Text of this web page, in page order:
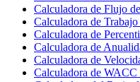
Calculadora de Flujo
Calculadora de
Calculadora de
Calculadora de
Calculadora de
Calculadora de WACC